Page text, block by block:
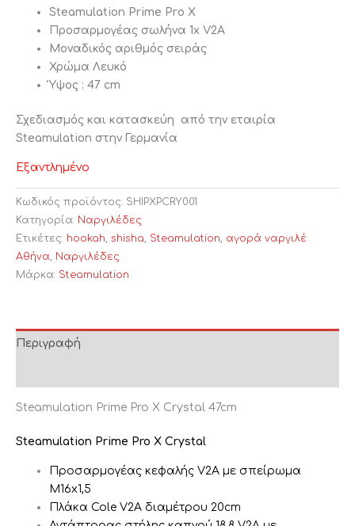
Steamulation Prime Prο X
Προσαρμογέας σωλήνα 1x V2A
Μοναδικός αριθμός σειράς
Χρώμα Λευκό
Ύψος : 47 cm
Σχεδιασμός και κατασκεύη από την εταιρία
Steamulation στην Γερμανία
Εξαντλημένο
Κωδικός προϊόντος: SHIPXPCRY001
Κατηγορία: Ναργιλέδες
Ετικέτες: hookah, shisha, Steamulation, αγορά ναργιλέ
Αθήνα, Ναργιλέδες
Μάρκα: Steamulation
Περιγραφή
Steamulation Prime Pro X Crystal 47cm
Steamulation Prime Pro X Crystal
Προσαρμογέας κεφαλής V2A με σπείρωμα
M16x1,5
Πλάκα Cole V2A διαμέτρου 20cm